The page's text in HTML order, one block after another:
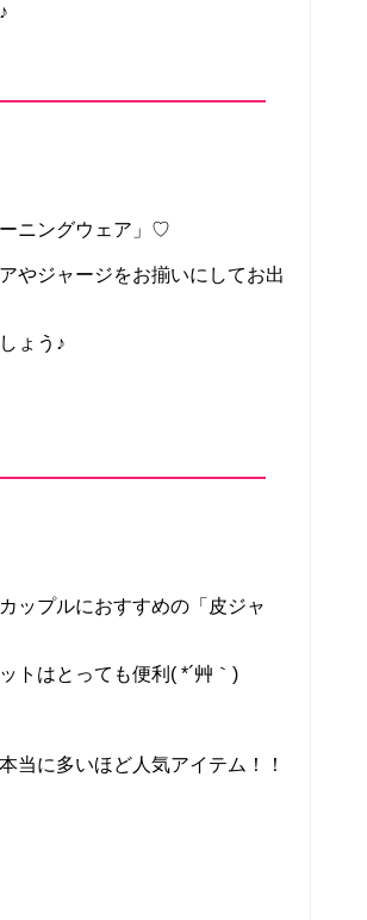
ニングウェア」♡
やジャージをお揃いにしてお出
ょう♪
ップルにおすすめの「皮ジャ
トはとっても便利( *´艸｀)
当に多いほど人気アイテム！！